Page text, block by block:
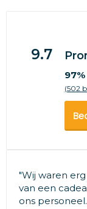
9.7
97%
(502
"Wij waren
van een
ons personeel.